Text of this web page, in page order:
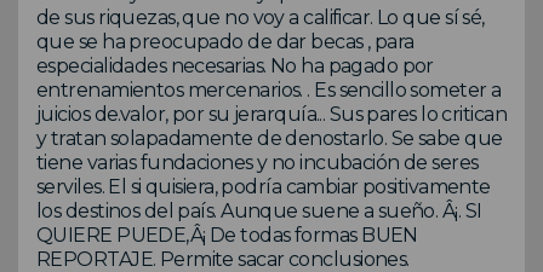
de sus riquezas, que no voy a calificar. Lo que sí sé,
que se ha preocupado de dar becas , para
especialidades necesarias. No ha pagado por
entrenamientos mercenarios. . Es sencillo someter a
juicios de.valor, por su jerarquía... Sus pares lo critican
y tratan solapadamente de denostarlo. Se sabe que
tiene varias fundaciones y no incubación de seres
serviles. El si quisiera, podría cambiar positivamente
los destinos del país. Aunque suene a sueño. Â¡. SI
QUIERE PUEDE,Â¡ De todas formas BUEN
REPORTAJE. Permite sacar conclusiones.